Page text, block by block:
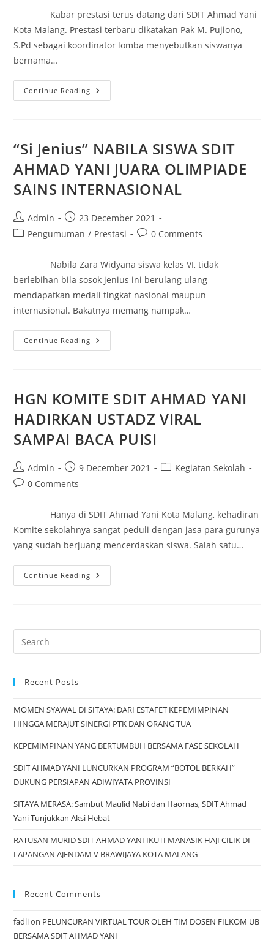
Kabar prestasi terus datang dari SDIT Ahmad Yani
Kota Malang. Prestasi terbaru dikatakan Pak M. Pujiono,
S.Pd sebagai koordinator lomba menyebutkan siswanya
bernama…
Continue Reading
“Si Jenius” NABILA SISWA SDIT
AHMAD YANI JUARA OLIMPIADE
SAINS INTERNASIONAL
Admin
23 December 2021
Pengumuman / Prestasi 0 Comments
Nabila Zara Widyana siswa kelas VI, tidak
berlebihan bila sosok jenius ini berulang ulang
mendapatkan medali tingkat nasional maupun
internasional. Bakatnya memang nampak…
Continue Reading
HGN KOMITE SDIT AHMAD YANI
HADIRKAN USTADZ VIRAL
SAMPAI BACA PUISI
Admin 9 December 2021
Kegiatan Sekolah
0 Comments
Hanya di SDIT Ahmad Yani Kota Malang, kehadiran
Komite sekolahnya sangat peduli dengan jasa para gurunya
yang sudah berjuang mencerdaskan siswa. Salah satu…
Continue Reading
Recent Posts
MOMEN SYAWAL DI SITAYA: DARI ESTAFET KEPEMIMPINAN
HINGGA MERAJUT SINERGI PTK DAN ORANG TUA
KEPEMIMPINAN YANG BERTUMBUH BERSAMA FASE SEKOLAH
SDIT AHMAD YANI LUNCURKAN PROGRAM “BOTOL BERKAH”
DUKUNG PERSIAPAN ADIWIYATA PROVINSI
SITAYA MERASA: Sambut Maulid Nabi dan Haornas, SDIT Ahmad
Yani Tunjukkan Aksi Hebat
RATUSAN MURID SDIT AHMAD YANI IKUTI MANASIK HAJI CILIK DI
LAPANGAN AJENDAM V BRAWIJAYA KOTA MALANG
Recent Comments
fadlion PELUNCURAN VIRTUAL TOUR OLEH TIM DOSEN FILKOM UB
BERSAMA SDIT AHMAD YANI